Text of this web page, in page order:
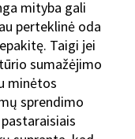
mityba gali
perteklinė oda
Taigi jei
sumažėjimo
minėtos
sprendimo